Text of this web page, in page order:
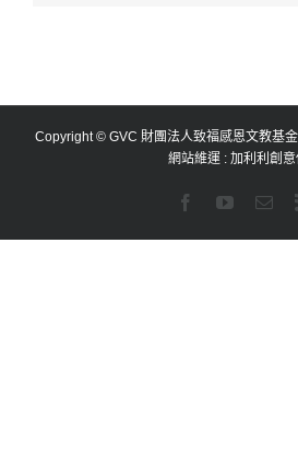
Copyright © GVC 財團法人致福感恩文教
網站維運 : 加利利創
FacebookYouTube